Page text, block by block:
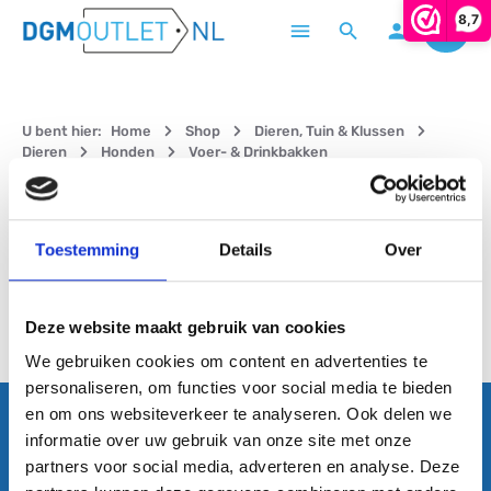
Toestemming Details Over
Deze website maakt gebruik van cookies
We gebruiken cookies om content en advertenties te
personaliseren, om functies voor social media te bieden
en om ons websiteverkeer te analyseren. Ook delen we
informatie over uw gebruik van onze site met onze
partners voor social media, adverteren en analyse. Deze
8,7
Ga naar de hoofdinhoud
U bent hier: Home Shop
Dieren, Tuin & Klussen
Dieren
Honden Voer- & Drinkbakken
Abonneer nu op onze regelmatig verschijnende nieuwsbrief
om op de hoogte blijven van de laatste producten en